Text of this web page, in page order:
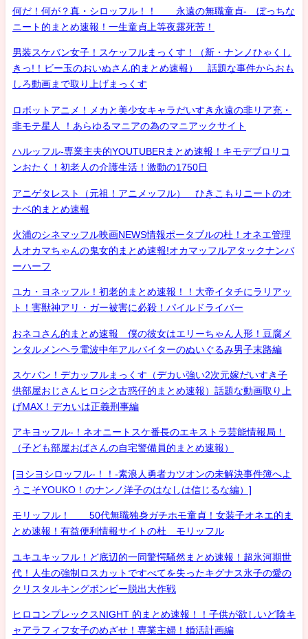
何だ！何が？真・シロッフル！！ 永遠の無職童貞- ぼっちな
ニート的まとめ速報！一生童貞上等夜露死苦！
男装スケバン女子！スケッフルまっくす！（新・ナンノひゃくし
きっ!！ビー玉のおいぬさん的まとめ速報） 話題な事件からおも
しろ動画まで取り上げまっくす
ロボットアニメ！メカと美少女キャラだいすき永遠の非リア充・
非モテ星人 ！あらゆるマニアの為のマニアックサイト
ハルッフル-専業主夫的YOUTUBERまとめ速報！キモデブロリコ
ンおたく！初老人の介護生活！激動の1750日
アニゲタレスト（元祖！アニメッフル） ひきこもりニートのオ
ナベ的まとめ速報
火浦のシネマッフル映画NEWS情報ポータブルの杜！オネエ管理
人オカマちゃんの鬼女的まとめ速報!オカマッフルアタックナンバ
ーハーフ
ユカ・ヨネッフル！初老的まとめ速報！！大帝イタチにラリアッ
ト！害獣神アリ・ガー被害に必殺！パイルドライバー
おネコさん的まとめ速報 僕の彼女はエリーちゃん人形！豆腐メ
ンタルメンヘラ電波中年アルバイターのぬいぐるみ男子末路編
スケバン！デカッフルまっくす（デカい強い2次元嫁だいすき子
供部屋おじさんヒロシ之古惑仔的まとめ速報）話題な動画取り上
げMAX！デカいは正義刑事編
アキヨッフル-！ネオニートスケ番長のエキストラ芸能情報局！
（子ども部屋おばさんの自宅警備員的まとめ速報）
[ヨシヨシロッフル-！！-素浪人勇者カツオンの未解決事件簿へよ
うこそYOUKO！のナンノ洋子のはなしは信じるな編）]
モリッフル！ 50代無職独身ガチホモ童貞！女装子オネエ的ま
とめ速報！有益便利情報サイトの杜 モリッフル
ユキユキッフル！ど底辺的一同驚愕騒然まとめ速報！超氷河期世
代！人生の強制ロスカットですべてを失ったキグナス氷子の愛の
クリスタルキングボンビー脱出大作戦
ヒロコンプレックスNIGHT 的まとめ速報！！子供が欲しいど陰キ
ャアラフィフ女子のめざせ！専業主婦！婚活計画編